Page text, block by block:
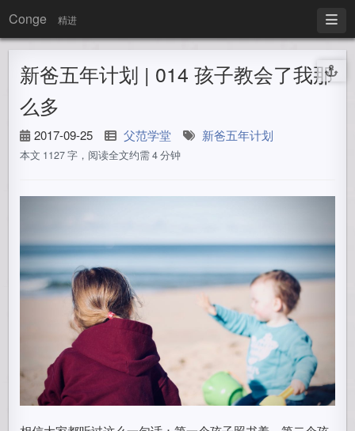
Conge 精进
新爸五年计划 | 014 孩子教会了我那
么多
2017-09-25 父范学堂 新爸五年计划
本文 1127 字，阅读全文约需 4 分钟